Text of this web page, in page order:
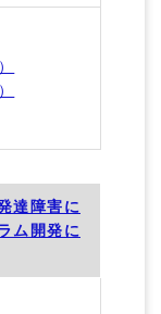
達障害に
ム開発に